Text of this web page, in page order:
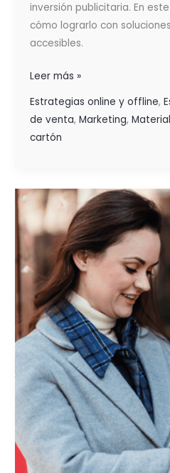
inversión publicitaria. En
cómo lograrlo con
accesibles.
Leer más »
Estrategias online y offline,
de venta, Marketing,
cartón
EL
VALOR
DEL
CLIENTE
Y
7
OPORTUNIDADES
CLAVE
DE
CRECIMIENTO